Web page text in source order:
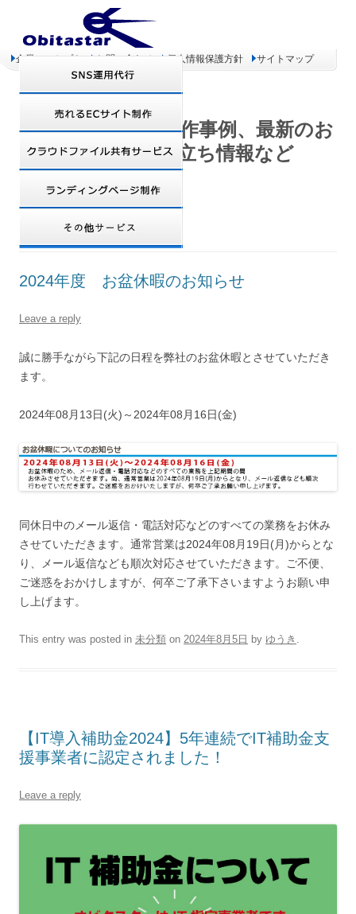
企業コンセプト お問い合わせ 個人情報保護方針 サイトマップ
オビタスター 制作事例、最新のお
得情報、お役立ち情報など
AUTHOR ARCHIVES: ゆうき
2024年度 お盆休暇のお知らせ
Leave a reply
誠に勝手ながら下記の日程を弊社のお盆休暇とさせていただき
ます。
2024年08月13日(火)～2024年08月16日(金)
同休日中のメール返信・電話対応などのすべての業務をお休み
させていただきます。通常営業は2024年08月19日(月)からとな
り、メール返信なども順次対応させていただきます。ご不便、
ご迷惑をおかけしますが、何卒ご了承下さいますようお願い申
し上げます。
This entry was posted in 未分類 on 2024年8月5日 by ゆうき .
【IT導入補助金2024】5年連続でIT補助金支
援事業者に認定されました！
Leave a reply